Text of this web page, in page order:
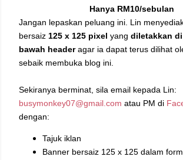
Hanya RM10/sebulan
Jangan lepaskan peluang ini. Lin
bersaiz 125 x 125 pixel yang diletakkan
bawah headeragar ia dapat terus dilihat
sebaik membuka blog ini.
Sekiranya berminat, sila email kepada Lin:
busymonkey07@gmail.com atau PM di
dengan:
Tajuk iklan
Banner bersaiz 125 x 125 dalam